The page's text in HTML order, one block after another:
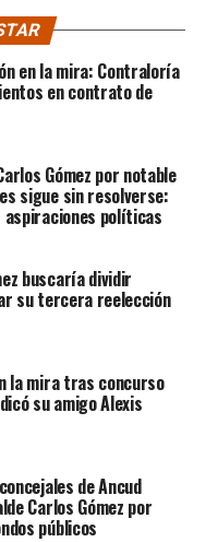
en la mira: Contraloría
en contrato de
Gómez por notable
sigue sin resolverse:
políticas
buscaría dividir
su tercera reelección
la mira tras concurso
su amigo Alexis
de Ancud
Carlos Gómez por
públicos